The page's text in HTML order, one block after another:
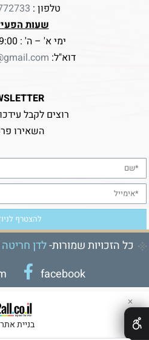
טלפון :
שעות
ימי א' – ה' : 9:00 – 17:00
דוא"ל:
רוצים לקבל
השאירו
כל הזכויות שמורות-לדן
facebook
בניית
✕